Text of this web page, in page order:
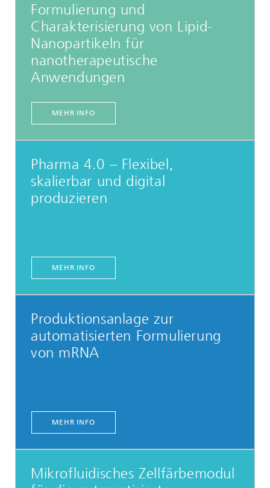
Formulierung und
Charakterisierung von Lipid-
Nanopartikeln für
nanotherapeutische
Anwendungen
MEHR INFO
Pharma 4.0 – Flexibel,
skalierbar und digital
produzieren
MEHR INFO
Produktionsanlage zur
automatisierten Formulierung
von mRNA
MEHR INFO
Mikrofluidisches Zellfärbemodul